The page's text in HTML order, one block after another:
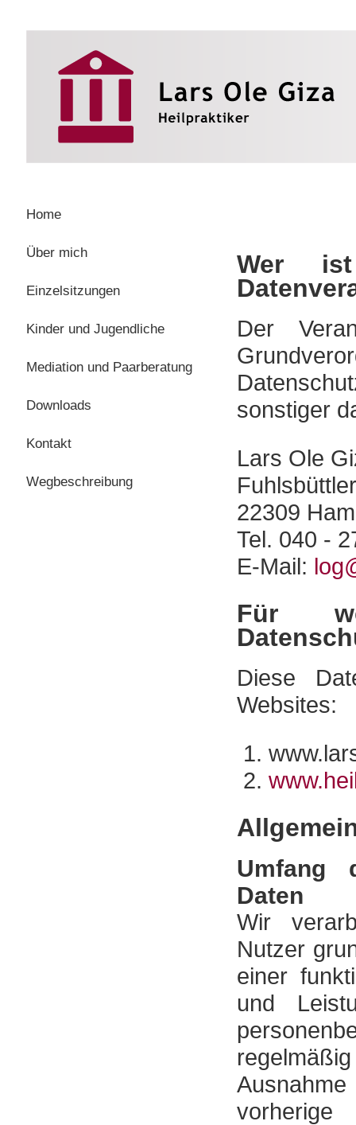
Home
Über mich
Einzelsitzungen
Kinder und Jugendliche
Mediation und Paarberatung
Downloads
Kontakt
Wegbeschreibung
Wer
Der
sonstiger
Lars Ole
22309
Tel. 040 -
E-Mail:
Für
Diese
Websites:
Umfang
Daten
Wir
Nutzer
einer
und